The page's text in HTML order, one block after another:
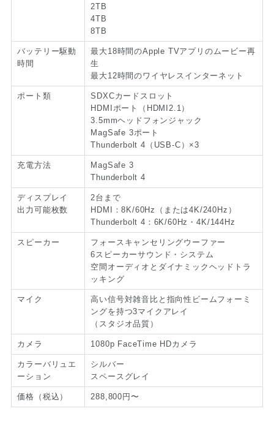
2TB
4TB
8TB
バッテリー駆動
時間
最大18時間のApple TVアプリのムービー再
生
最大12時間のワイヤレスインターネット
ポート類
SDXCカードスロット
HDMIポート（HDMI2.1）
3.5mmヘッドフォンジャック
MagSafe 3ポート
Thunderbolt 4（USB-C）×3
充電方法
MagSafe 3
Thunderbolt 4
ディスプレイ
出力可能枚数
2台まで
HDMI：8K/60Hz（または4K/240Hz）
Thunderbolt 4：6K/60Hz・4K/144Hz
スピーカー
フォースキャンセリングウーファー
6スピーカーサウンド・システム
空間オーディオとダイナミックヘッドトラ
ッキング
マイク
高い信号対雑音比と指向性ビームフォーミ
ングを持つ3マイクアレイ
（スタジオ品質）
カメラ 1080p FaceTime HDカメラ
カラーバリュエ
ーション
シルバー
スペースグレイ
価格（税込） 288,800円〜